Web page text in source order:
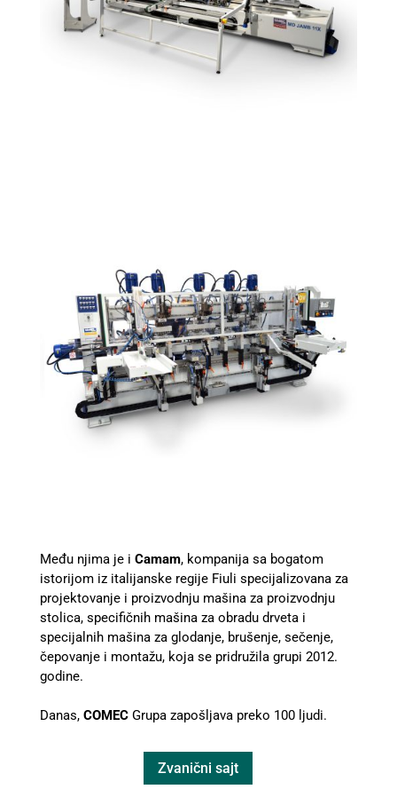
Među njima je i Camam, kompanija sa bogatom
istorijom iz italijanske regije Fiuli specijalizovana za
projektovanje i proizvodnju mašina za proizvodnju
stolica, specifičnih mašina za obradu drveta i
specijalnih mašina za glodanje, brušenje, sečenje,
čepovanje i montažu, koja se pridružila grupi 2012.
godine.
Danas, COMEC Grupa zapošljava preko 100 ljudi.
Zvanični sajt